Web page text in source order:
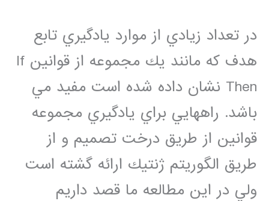
در تعداد زيادي از موارد يادگيري تابع
هدف كه مانند يك مجموعه از قوانين If
Then نشان داده شده است مفيد مي
باشد. راههايي براي يادگيري مجموعه
قوانين از طريق درخت تصميم و از
طريق الگوريتم ژنتيك ارائه گشته است
ولي در اين مطالعه ما قصد داريم